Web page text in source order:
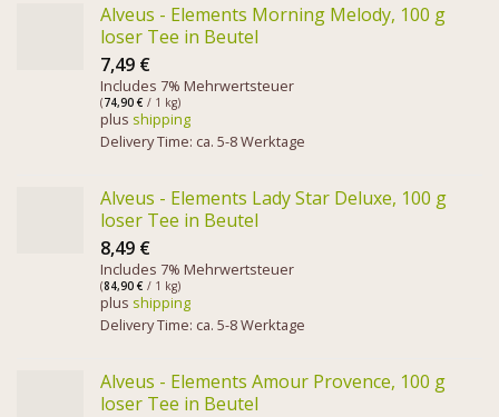
Alveus - Elements Morning Melody, 100 g
loser Tee in Beutel
7,49 €
Includes 7% Mehrwertsteuer
(74,90 € / 1 kg)
plus shipping
Delivery Time: ca. 5-8 Werktage
Alveus - Elements Lady Star Deluxe, 100 g
loser Tee in Beutel
8,49 €
Includes 7% Mehrwertsteuer
(84,90 € / 1 kg)
plus shipping
Delivery Time: ca. 5-8 Werktage
Alveus - Elements Amour Provence, 100 g
loser Tee in Beutel